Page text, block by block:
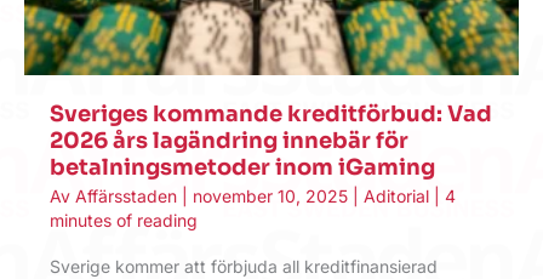
Sveriges kommande kreditförbud: Vad
2026 års lagändring innebär för
betalningsmetoder inom iGaming
Av Affärsstaden november 10, 2025 Aditorial
4
minutes of reading
Sverige kommer att förbjuda all kreditfinansierad